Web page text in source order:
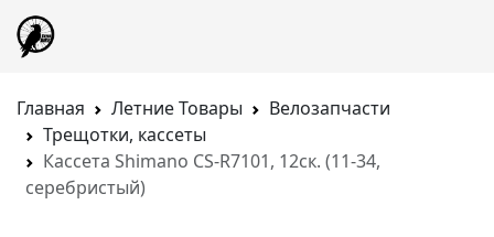
Главная Летние Товары
Велозапчасти
Трещотки, кассеты
Кассета Shimano CS-R7101, 12ск. (11-34,
серебристый)